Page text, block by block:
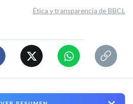
Ética y transparencia de BBCL